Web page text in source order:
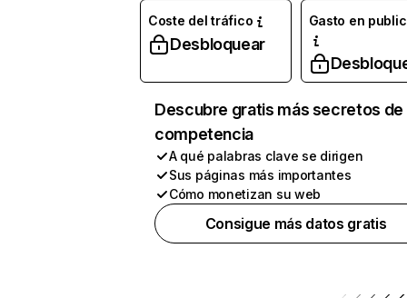
Coste del tráfico
Desbloquear
Gasto en
Descubre gratis más secretos de
competencia
A qué palabras clave se dirigen
Sus páginas más importantes
Cómo monetizan su web
Consigue más datos gratis